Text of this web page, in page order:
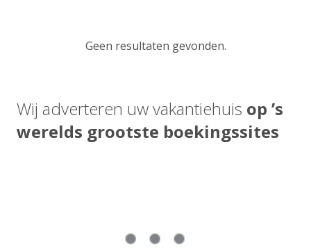
Geen resultaten gevonden.
Wij adverteren uw vakantiehuis op ’s
werelds grootste boekingssites